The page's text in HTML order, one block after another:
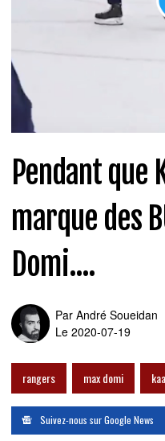
Pendant que
marque des
Domi....
Par André Soueidan
Le 2020-07-19
rangers max domi
Suivez-nous sur Google News